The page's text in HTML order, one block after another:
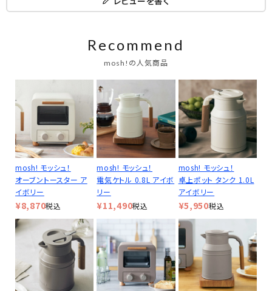
Recommend
mosh!の人気商品
mosh! モッシュ！
オーブントースター ア
イボリー
¥8,870税込
mosh! モッシュ！
電気ケトル 0.8L アイボ
リー
¥11,490税込
mosh! モッシュ！
卓上ポット タンク 1.0L
アイボリー
¥5,950税込